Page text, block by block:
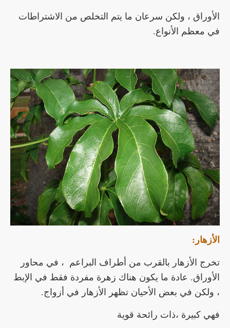
الأوراق ، ولكن سرعان ما يتم التخلص من الاشتراطات
في معظم الأنواع.
الأزهار:
تخرج الأزهار بالقرب من أطراف البراعم ، في محاور
الأوراق. عادة ما يكون هناك زهرة مفردة فقط في الإبط
، ولكن في بعض الأحيان تظهر الأزهار في أزواج.
فهي كبيرة ،ذات رائحة قوية